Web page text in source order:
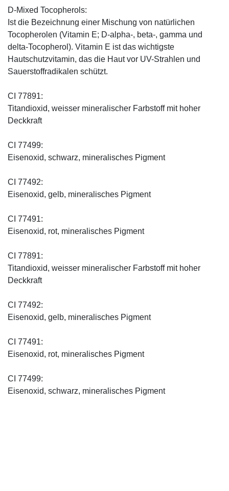
D-Mixed Tocopherols:
Ist die Bezeichnung einer Mischung von natürlichen
Tocopherolen (Vitamin E; D-alpha-, beta-, gamma und
delta-Tocopherol). Vitamin E ist das wichtigste
Hautschutzvitamin, das die Haut vor UV-Strahlen und
Sauerstoffradikalen schützt.
CI 77891:
Titandioxid, weisser mineralischer Farbstoff mit hoher
Deckkraft
CI 77499:
Eisenoxid, schwarz, mineralisches Pigment
CI 77492:
Eisenoxid, gelb, mineralisches Pigment
CI 77491:
Eisenoxid, rot, mineralisches Pigment
CI 77891:
Titandioxid, weisser mineralischer Farbstoff mit hoher
Deckkraft
CI 77492:
Eisenoxid, gelb, mineralisches Pigment
CI 77491:
Eisenoxid, rot, mineralisches Pigment
CI 77499:
Eisenoxid, schwarz, mineralisches Pigment